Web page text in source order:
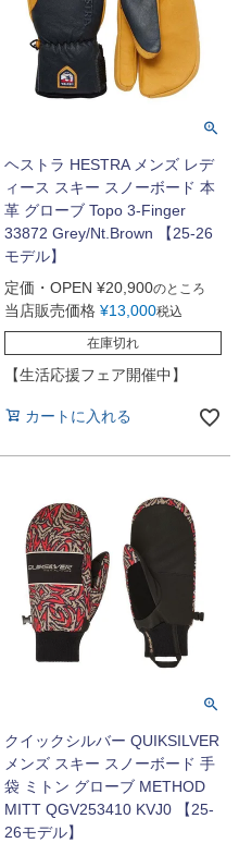
ヘストラ HESTRA メンズ レデ
ィース スキー スノーボード 本
革 グローブ Topo 3-Finger
33872 Grey/Nt.Brown 【25-26
モデル】
定価・OPEN ¥20,900のところ
当店販売価格 ¥13,000税込
在庫切れ
【生活応援フェア開催中】
カートに入れる
クイックシルバー QUIKSILVER
メンズ スキー スノーボード 手
袋 ミトン グローブ METHOD
MITT QGV253410 KVJ0 【25-
26モデル】